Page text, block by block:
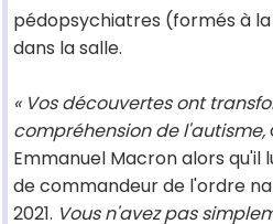
pédopsychiatres (formés à
dans la salle.
« Vos découvertes ont
compréhension de l'autisme,
Emmanuel Macron alors qu'il
de commandeur de l'ordre
2021. Vous n'avez pas